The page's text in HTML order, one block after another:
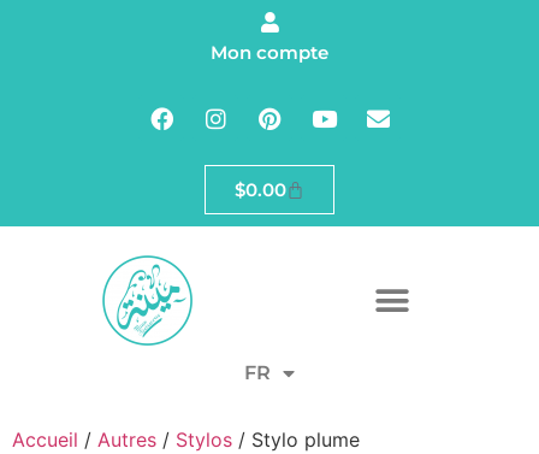
Mon compte
$0.00
FR
Accueil / Autres / Stylos / Stylo plume